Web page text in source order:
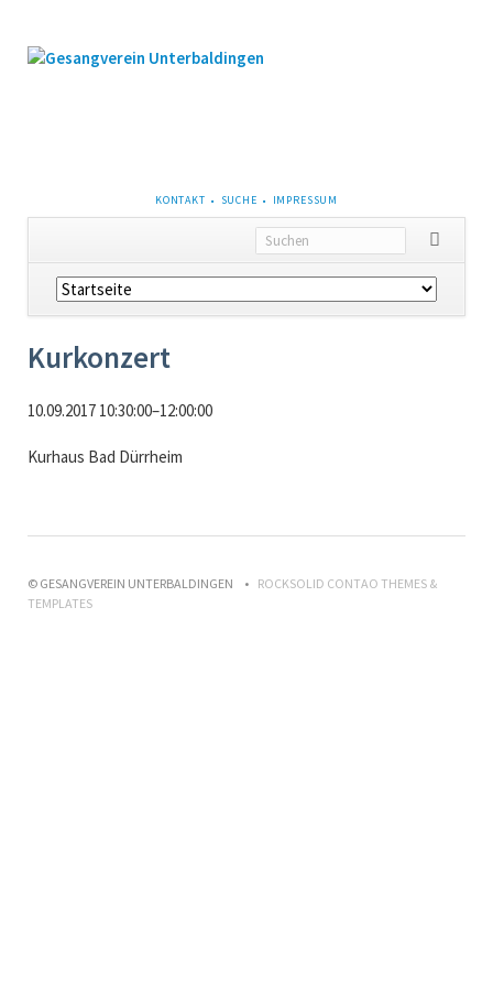
NAVIGATION
ÜBERSPRINGEN
KONTAKT SUCHE IMPRESSUM
Navigation
überspringen
Kurkonzert
10.09.2017 10:30:00–12:00:00
Kurhaus Bad Dürrheim
© GESANGVEREIN UNTERBALDINGEN
ROCKSOLID CONTAO THEMES &
TEMPLATES